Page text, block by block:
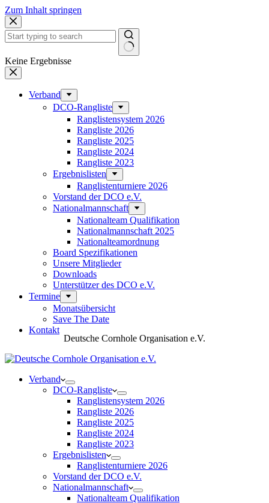
Zum Inhalt springen
Keine Ergebnisse
Verband
DCO-Rangliste
Ranglistensystem 2026
Rangliste 2026
Rangliste 2025
Rangliste 2024
Rangliste 2023
Ergebnislisten
Ranglistenturniere 2026
Vorstand der DCO e.V.
Nationalmannschaft
Nationalteam Qualifikation
Nationalmannschaft 2025
Nationalteamordnung
Board Spezifikationen
Unsere Mitglieder
Downloads
Unterstützer des DCO e.V.
Termine
Monatsübersicht
Save The Date
Kontakt
Deutsche Cornhole Organisation e.V.
Verband
DCO-Rangliste
Ranglistensystem 2026
Rangliste 2026
Rangliste 2025
Rangliste 2024
Rangliste 2023
Ergebnislisten
Ranglistenturniere 2026
Vorstand der DCO e.V.
Nationalmannschaft
Nationalteam Qualifikation